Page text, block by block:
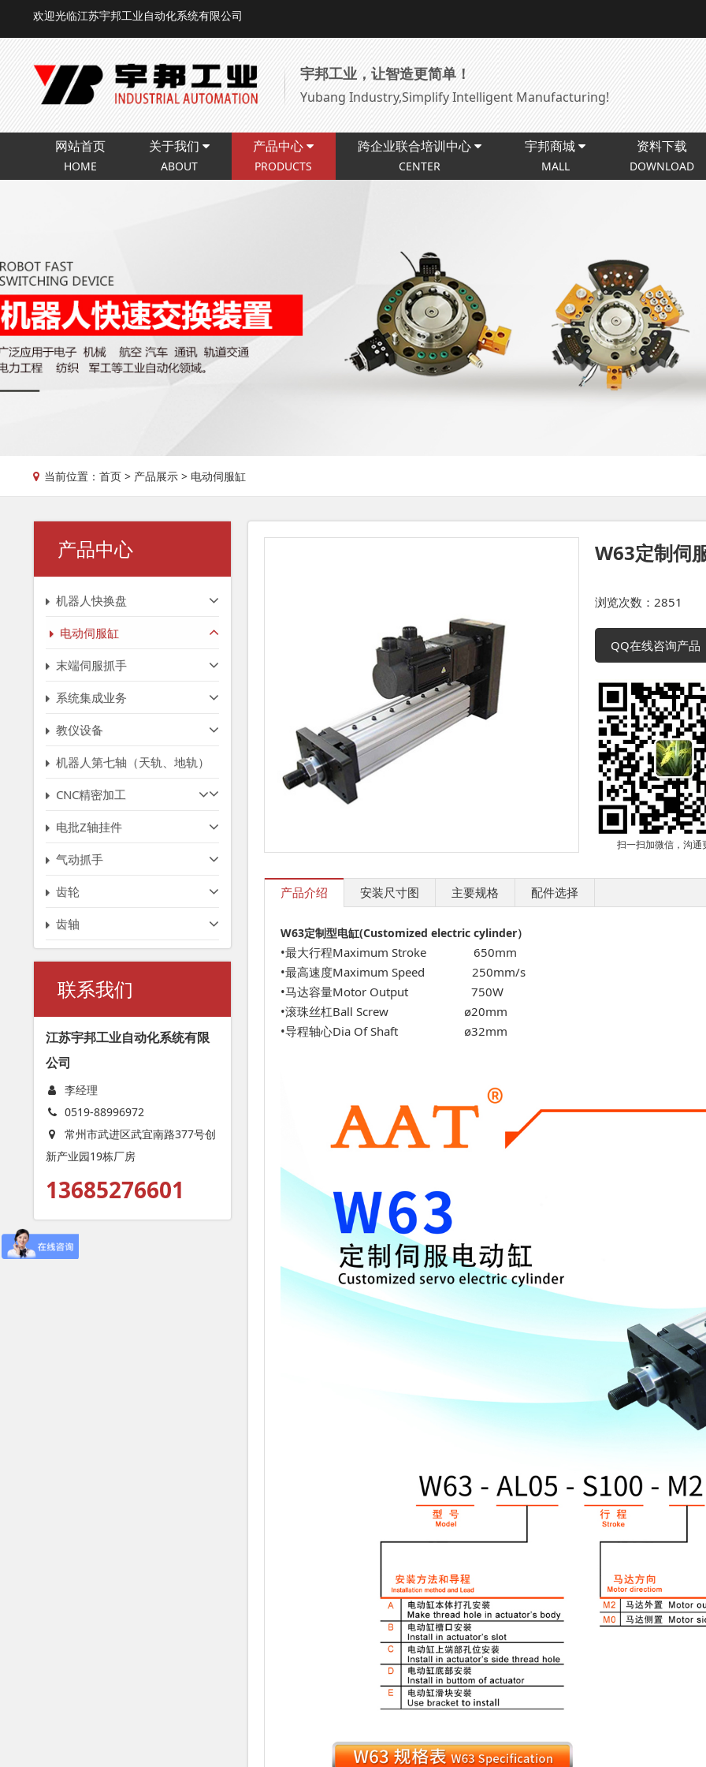
欢迎光临江苏宇邦工业自动化系统有限公司
宇邦工业，让智造更简单！
Yubang Industry,Simplify Intelligent Manufacturing!
网站首页
HOME
关于我们
ABOUT
产品中心
PRODUCTS
跨企业联合培训中心
CENTER
宇邦商城
MALL
资料下载
DOWNLOAD
当前位置： 首页 > 产品展示 > 电动伺服缸
产品中心
机器人快换盘
电动伺服缸
末端伺服抓手
系统集成业务
教仪设备
机器人第七轴（天轨、地轨）
CNC精密加工
电批Z轴挂件
气动抓手
齿轮
齿轴
联系我们
江苏宇邦工业自动化系统有限
公司
李经理
0519-88996972
常州市武进区武宜南路377号创
新产业园19栋厂房
13685276601
W63定制伺
浏览次数：2851
QQ在线咨询产品
扫一扫加微信，沟通
产品介绍 安装尺寸图 主要规格 配件选择
W63定制型电缸(Customized electric cylinder）
•最大行程Maximum Stroke 650mm
•最高速度Maximum Speed 250mm/s
•马达容量Motor Output 750W
•滚珠丝杠Ball Screw ø20mm
•导程轴心Dia Of Shaft ø32mm